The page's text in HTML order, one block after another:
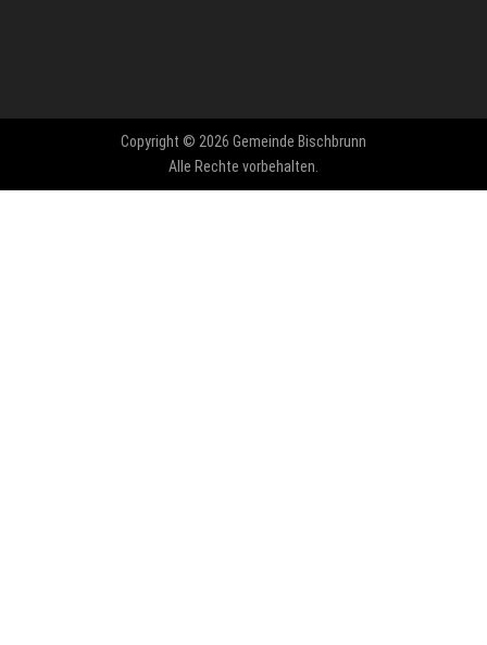
Copyright © 2026 Gemeinde Bischbrunn
Alle Rechte vorbehalten.